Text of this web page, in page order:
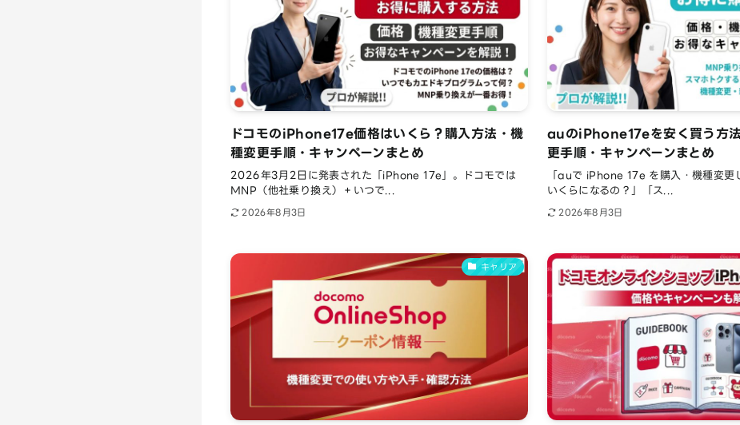
ドコモのiPhone17e価格はいくら？購入方法・機
種変更手順・キャンペーンまとめ
2026年3月2日に発表された「iPhone 17e」。ドコモでは
MNP（他社乗り換え）＋いつで...
2026年8月3日
auのiPhone17eを安く買う方
更手順・キャンペーンまとめ
「auで iPhone 17e を購入・機種変更
いくらになるの？」「ス...
2026年8月3日
キャリア